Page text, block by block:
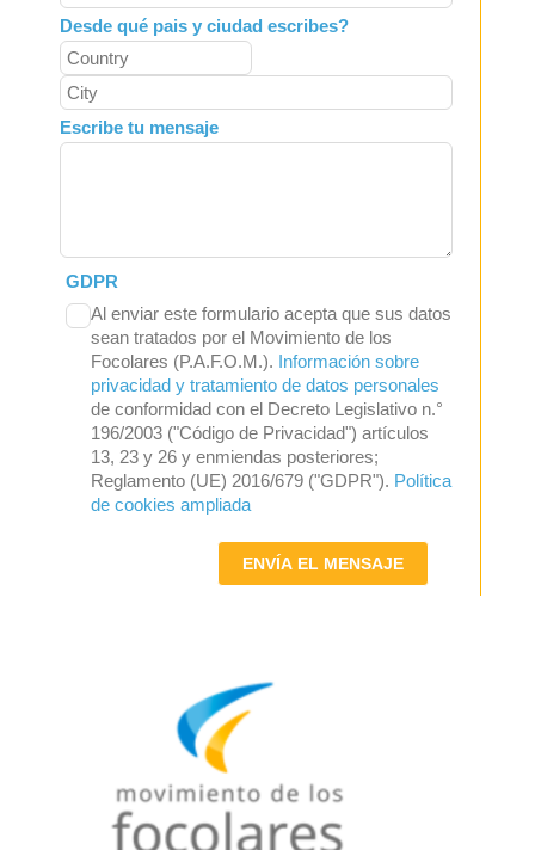
Desde qué pais y ciudad escribes?
Escribe tu mensaje
GDPR
Al enviar este formulario acepta que sus datos
sean tratados por el Movimiento de los
Focolares (P.A.F.O.M.). Información sobre
privacidad y tratamiento de datos personales
de conformidad con el Decreto Legislativo n.°
196/2003 ("Código de Privacidad") artículos
13, 23 y 26 y enmiendas posteriores;
Reglamento (UE) 2016/679 ("GDPR"). Política
de cookies ampliada
ENVÍA EL MENSAJE